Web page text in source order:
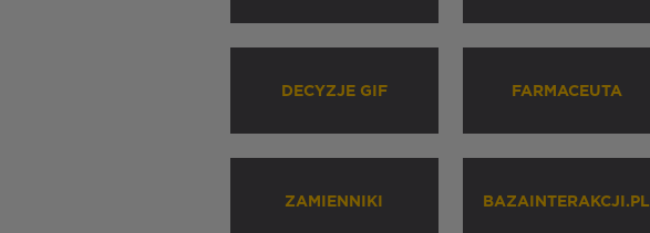
DECYZJE GIF FARMACEUTA
ZAMIENNIKI BAZAINTERAKCJI.PL